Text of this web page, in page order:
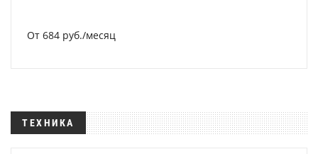
От 684 руб./месяц
ТЕХНИКА